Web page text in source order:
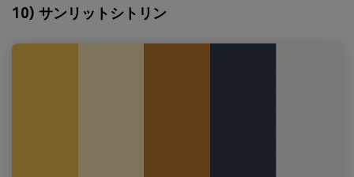
10) サンリットシトリン